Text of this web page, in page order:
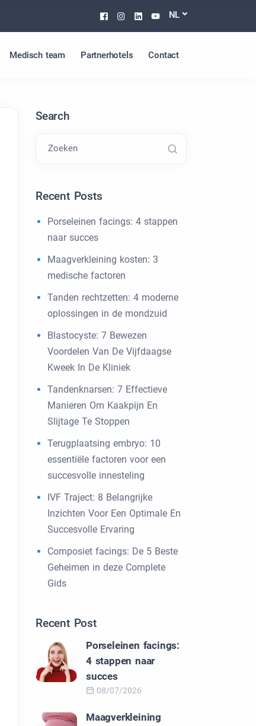
Facebook
Instagram
Linkedin
Youtube
NL
Medisch team Partnerhotels Contact
Search
Zoeken
Recent Posts
Porseleinen facings: 4 stappen
naar succes
Maagverkleining kosten: 3
medische factoren
Tanden rechtzetten: 4 moderne
oplossingen in de mondzuid
Blastocyste: 7 Bewezen
Voordelen Van De Vijfdaagse
Kweek In De Kliniek
Tandenknarsen: 7 Effectieve
Manieren Om Kaakpijn En
Slijtage Te Stoppen
Terugplaatsing embryo: 10
essentiële factoren voor een
succesvolle innesteling
IVF Traject: 8 Belangrijke
Inzichten Voor Een Optimale En
Succesvolle Ervaring
Composiet facings: De 5 Beste
Geheimen in deze Complete
Gids
Recent Post
Porseleinen facings:
4 stappen naar
succes
08/07/2026
Maagverkleining